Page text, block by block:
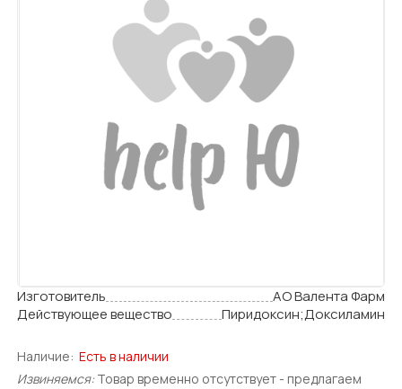
Изготовитель
АО Валента Фарм
Действующее вещество
Пиридоксин;Доксиламин
Наличие: Есть в наличии
Извиняемся: Товар временно отсутствует - предлагаем